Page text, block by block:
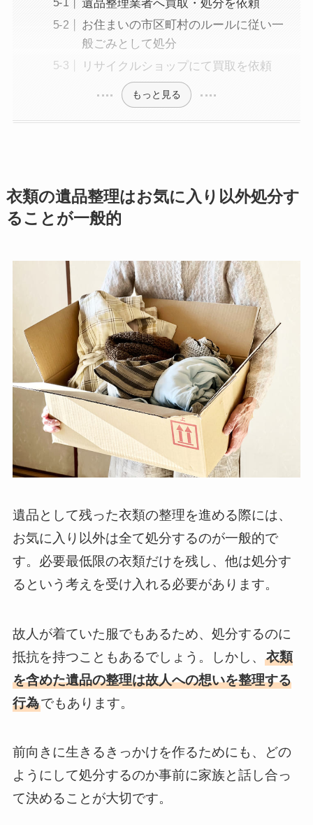
遺品整理業者へ買取・処分を依頼
お住まいの市区町村のルールに従い一
般ごみとして処分
リサイクルショップにて買取を依頼
もっと見る
衣類の遺品整理はお気に入り以外処分す
ることが一般的
遺品として残った衣類の整理を進める際には、
お気に入り以外は全て処分するのが一般的で
す。必要最低限の衣類だけを残し、他は処分す
るという考えを受け入れる必要があります。
故人が着ていた服でもあるため、処分するのに
抵抗を持つこともあるでしょう。しかし、 衣類
を含めた遺品の整理は故人への想いを整理する
行為でもあります。
前向きに生きるきっかけを作るためにも、どの
ようにして処分するのか事前に家族と話し合っ
て決めることが大切です。